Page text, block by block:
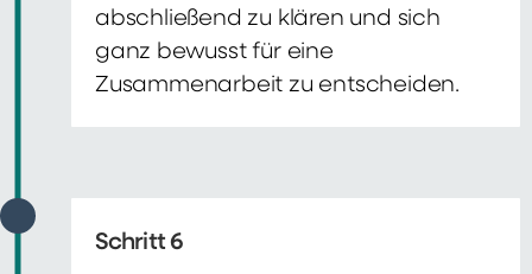
abschließend zu klären und sich
ganz bewusst für eine
Zusammenarbeit zu entscheiden.
Schritt 6